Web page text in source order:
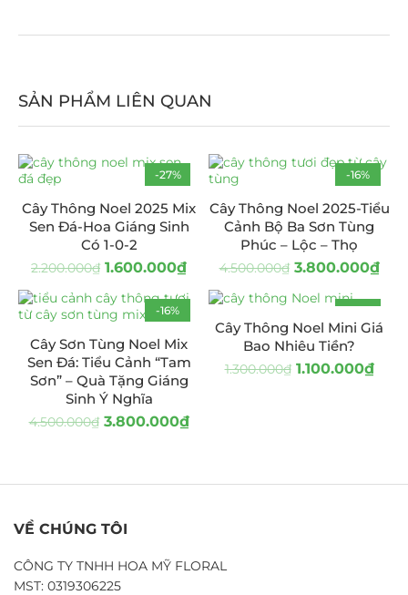
SẢN PHẨM LIÊN QUAN
-27%
Cây Thông Noel 2025 Mix
Sen Đá-Hoa Giáng Sinh
Có 1-0-2
2.200.000₫ 1.600.000₫
-16%
Cây Thông Noel 2025-Tiểu
Cảnh Bộ Ba Sơn Tùng
Phúc – Lộc – Thọ
4.500.000₫ 3.800.000₫
-16%
Cây Sơn Tùng Noel Mix
Sen Đá: Tiểu Cảnh “Tam
Sơn” – Quà Tặng Giáng
Sinh Ý Nghĩa
4.500.000₫ 3.800.000₫
-15%
Cây Thông Noel Mini Giá
Bao Nhiêu Tiền?
1.300.000₫ 1.100.000₫
VỀ CHÚNG TÔI
CÔNG TY TNHH HOA MỸ FLORAL
MST: 0319306225